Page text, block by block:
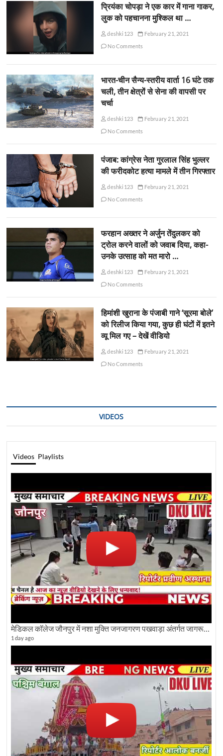
प्रियंका चोपड़ा ने एक कार में गाना गाकर,
लुक को पहचानना मुश्किल था …
deshki123
February 21, 2021
No Comments
भारत-चीन सैन्य-स्तरीय वार्ता 16 घंटे तक
चली, तीन क्षेत्रों से सेना की वापसी पर
चर्चा
deshki123
February 21, 2021
No Comments
पंजाब: कांग्रेस नेता गुरलाल सिंह भुल्लर
की फरीदकोट हत्या मामले में तीन गिरफ्तार
deshki123
February 21, 2021
No Comments
फरहान अख्तर ने अर्जुन तेंदुलकर को
ट्रोल करने वालों को जवाब दिया, कहा-
उनके उत्साह को मत मारो …
deshki123
February 21, 2021
No Comments
हिमांशी खुराना के पंजाबी गाने ‘सूरमा बोले’
को रिलीज किया गया, कुछ ही घंटों में इतने
व्यू मिल गए – देखें वीडियो
deshki123
February 21, 2021
No Comments
VIDEOS
Videos Playlists
1 day ago